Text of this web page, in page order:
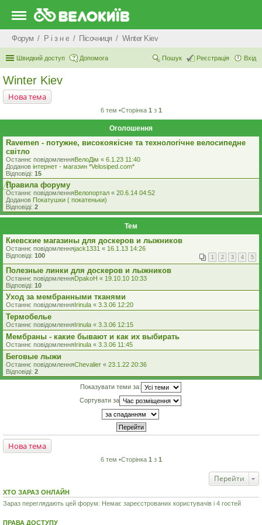
Форум Р i з н е Пісочниця Winter Kiev
Швидкий доступ Допомога Вхід
Реєстрація
Пошук
Winter Kiev
Нова тема
6 тем •Сторінка 1 з 1
Оголошення
Ravemen - потужне, високоякісне та технологічне велосипедне
світло
Останнє повідомленняВелоДім « 6.1.23 11:40
Доданов iнтернет - магазин *Velosiped.com*
Відповіді: 15
Правила форуму
Останнє повідомленняВелопортал « 20.6.14 04:52
Доданов Покатушки ( покатеньки)
Відповіді: 2
Тем
Киевские магазины для доскеров и лыжников
Останнє повідомленняjack1331 « 16.1.13 14:26
Відповіді: 100 1 2 3 4 5
Полезные линки для доскеров и лыжников
Останнє повідомленняDpakoH « 19.10.10 10:33
Відповіді: 10
Уход за мембранными тканями
Останнє повідомленняIrinula « 3.3.06 12:20
Термобелье
Останнє повідомленняIrinula « 3.3.06 12:15
Мембраны - какие бывают и как их выбирать
Останнє повідомленняIrinula « 3.3.06 11:45
Беговые лыжи
Останнє повідомленняChevalier « 23.1.22 20:36
Відповіді: 2
Показувати теми за:
Сортувати за
Нова тема
6 тем •Сторінка 1 з 1
Перейти
ХТО ЗАРАЗ ОНЛАЙН
Зараз переглядають цей форум: Немає зареєстрованих користувачів і 4 гостей
ПРАВА ДОСТУПУ